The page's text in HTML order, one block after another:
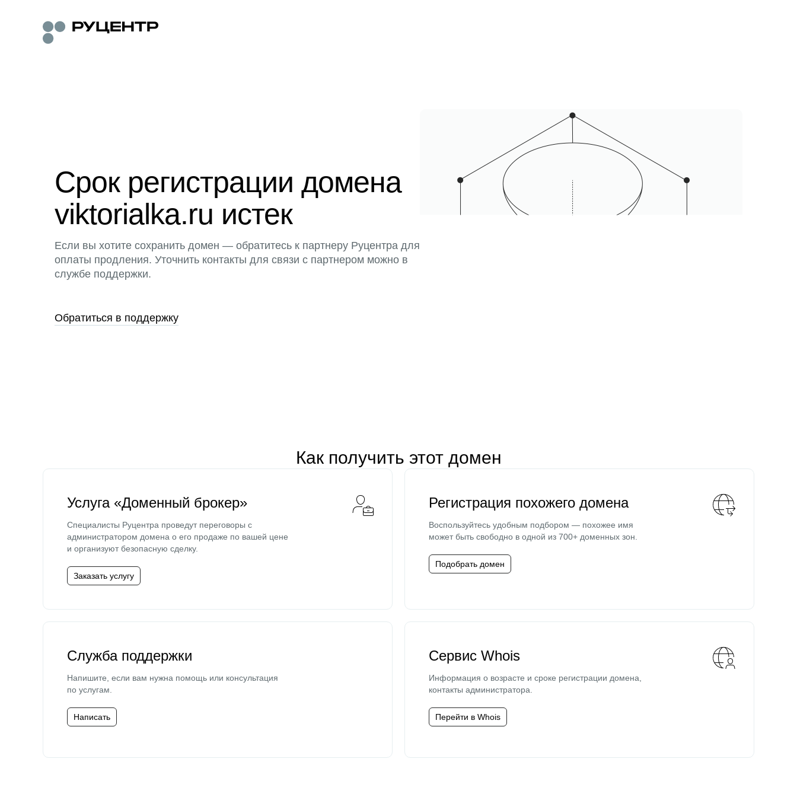
Срок регистрации домена
viktorialka.ru истек
Если вы хотите сохранить домен — обратитесь к партнеру Руцентра для
оплаты продления. Уточнить контакты для связи с партнером можно в
службе поддержки.
Обратиться в поддержку
Как получить этот домен
Услуга «Доменный брокер»
Специалисты Руцентра проведут переговоры с
администратором домена о его продаже по вашей цене
и организуют безопасную сделку.
Заказать услугу
Регистрация похожего домена
Воспользуйтесь удобным подбором — похожее имя
может быть свободно в одной из 700+ доменных зон.
Подобрать домен
Служба поддержки
Напишите, если вам нужна помощь или консультация
по услугам.
Написать
Сервис Whois
Информация о возрасте и сроке регистрации домена,
контакты администратора.
Перейти в Whois